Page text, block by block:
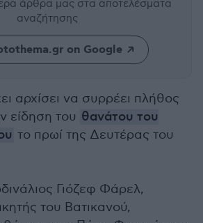
άρθρα μας στα αποτελέσματα
αναζήτησης
on Google
αρχίσει να συρρέει πλήθος
είδηση του θανάτου του
το πρωί της Δευτέρας του
Γιόζεφ Φάρελ,
του Βατικανού,